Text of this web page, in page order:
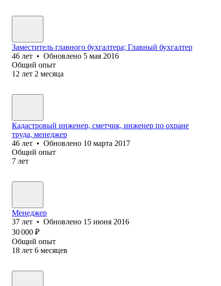
Заместитель главного бухгалтера; Главный бухгалтер
46 лет • Обновлено 5 мая 2016
Общий опыт
12 лет 2 месяца
Кадастровый инженер, сметчик, инженер по охране
труда, менеджер
46 лет • Обновлено 10 марта 2017
Общий опыт
7 лет
Менеджер
37 лет • Обновлено 15 июня 2016
30 000 ₽
Общий опыт
18 лет 6 месяцев